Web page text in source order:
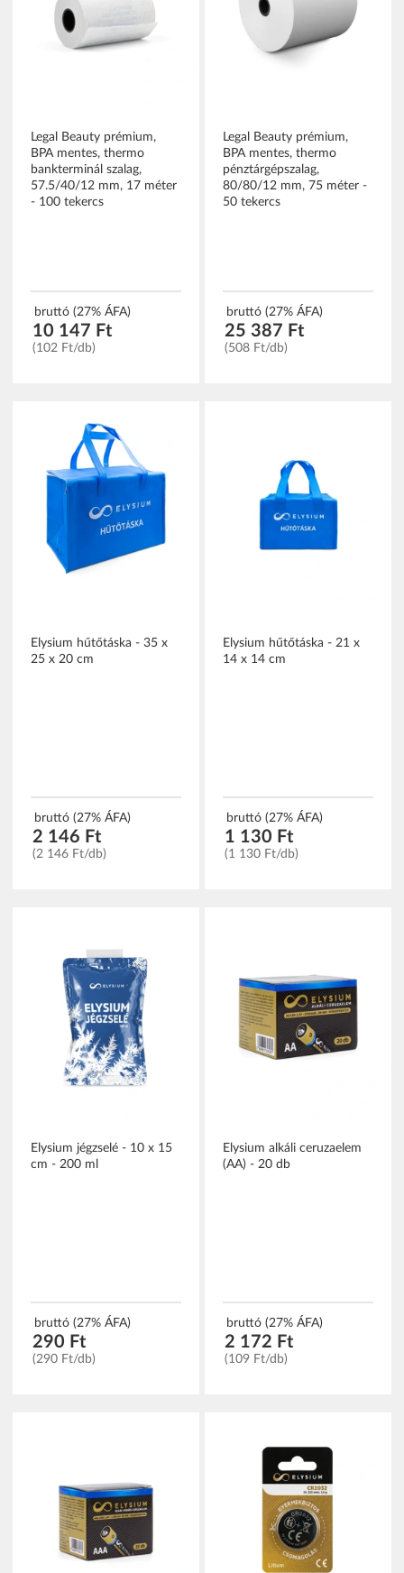
Legal Beauty prémium,
BPA mentes, thermo
bankterminál szalag,
57.5/40/12 mm, 17 méter
- 100 tekercs
bruttó (27% ÁFA)
10 147 Ft
(102 Ft/db)
Legal Beauty prémium,
BPA mentes, thermo
pénztárgépszalag,
80/80/12 mm, 75 méter -
50 tekercs
bruttó (27% ÁFA)
25 387 Ft
(508 Ft/db)
Elysium hűtőtáska - 35 x
25 x 20 cm
bruttó (27% ÁFA)
2 146 Ft
(2 146 Ft/db)
Elysium hűtőtáska - 21 x
14 x 14 cm
bruttó (27% ÁFA)
1 130 Ft
(1 130 Ft/db)
Elysium jégzselé - 10 x 15
cm - 200 ml
bruttó (27% ÁFA)
290 Ft
(290 Ft/db)
Elysium alkáli ceruzaelem
(AA) - 20 db
bruttó (27% ÁFA)
2 172 Ft
(109 Ft/db)